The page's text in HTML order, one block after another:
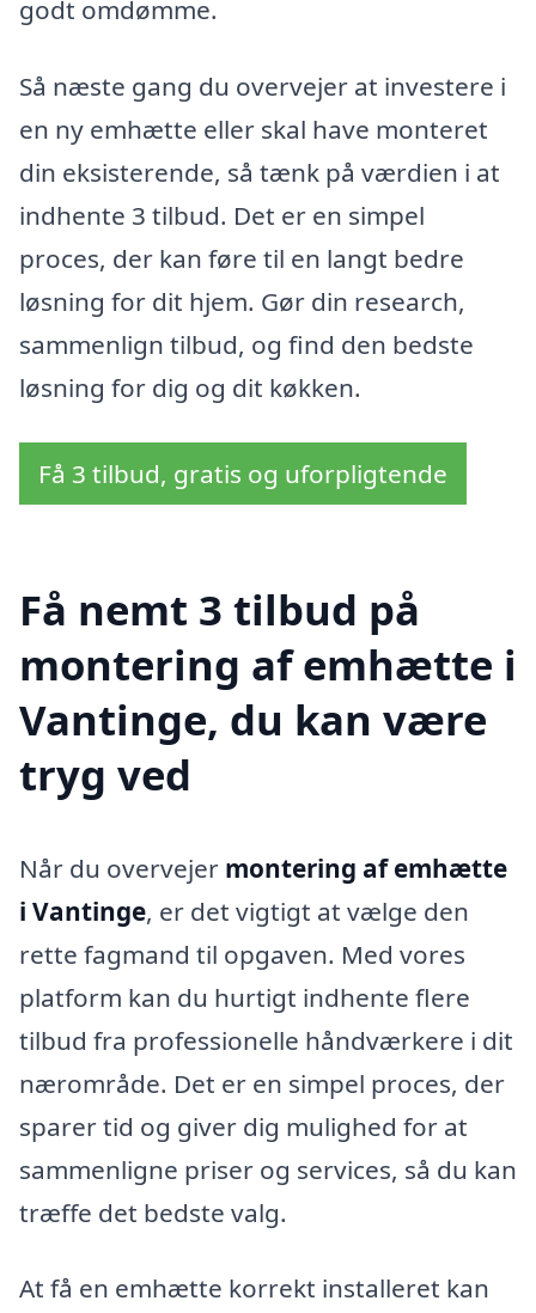
godt omdømme.
Så næste gang du overvejer at investere i
en ny emhætte eller skal have monteret
din eksisterende, så tænk på værdien i at
indhente 3 tilbud. Det er en simpel
proces, der kan føre til en langt bedre
løsning for dit hjem. Gør din research,
sammenlign tilbud, og find den bedste
løsning for dig og dit køkken.
Få 3 tilbud, gratis og uforpligtende
Få nemt 3 tilbud på
montering af emhætte i
Vantinge, du kan være
tryg ved
Når du overvejer montering af emhætte
i Vantinge, er det vigtigt at vælge den
rette fagmand til opgaven. Med vores
platform kan du hurtigt indhente flere
tilbud fra professionelle håndværkere i dit
nærområde. Det er en simpel proces, der
sparer tid og giver dig mulighed for at
sammenligne priser og services, så du kan
træffe det bedste valg.
At få en emhætte korrekt installeret kan